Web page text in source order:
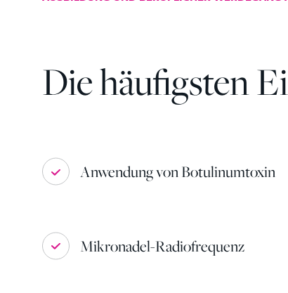
Die häufigsten
Anwendung von Botulinumtoxin
Mikronadel-Radiofrequenz